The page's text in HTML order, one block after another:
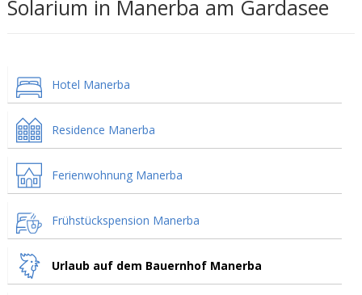
Solarium in Manerba am Gardasee
Hotel Manerba
Residence Manerba
Ferienwohnung Manerba
Frühstückspension Manerba
Urlaub auf dem Bauernhof Manerba